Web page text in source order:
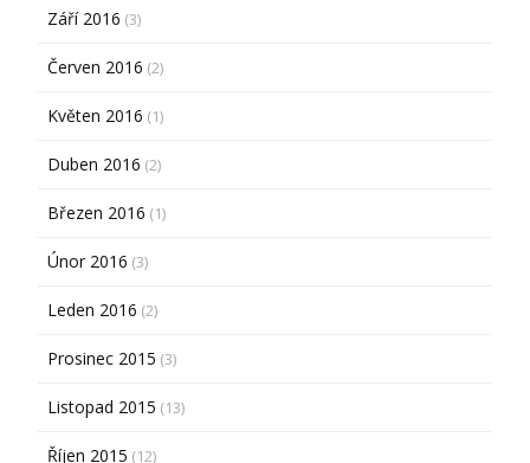
Září 2016 (3)
Červen 2016 (2)
Květen 2016 (1)
Duben 2016 (2)
Březen 2016 (1)
Únor 2016 (3)
Leden 2016 (2)
Prosinec 2015 (3)
Listopad 2015 (13)
Říjen 2015 (12)